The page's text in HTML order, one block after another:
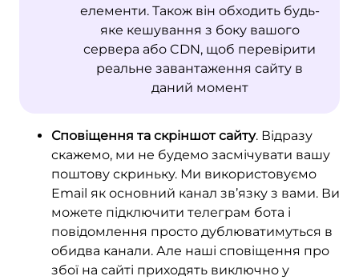
елементи. Також він обходить будь-
яке кешування з боку вашого
сервера або CDN, щоб перевірити
реальне завантаження сайту в
даний момент
Сповіщення та скріншот сайту. Відразу
скажемо, ми не будемо засмічувати вашу
поштову скриньку. Ми використовуємо
Email як основний канал зв’язку з вами. Ви
можете підключити телеграм бота і
повідомлення просто дублюватимуться в
обидва канали. Але наші сповіщення про
збої на сайті приходять виключно у